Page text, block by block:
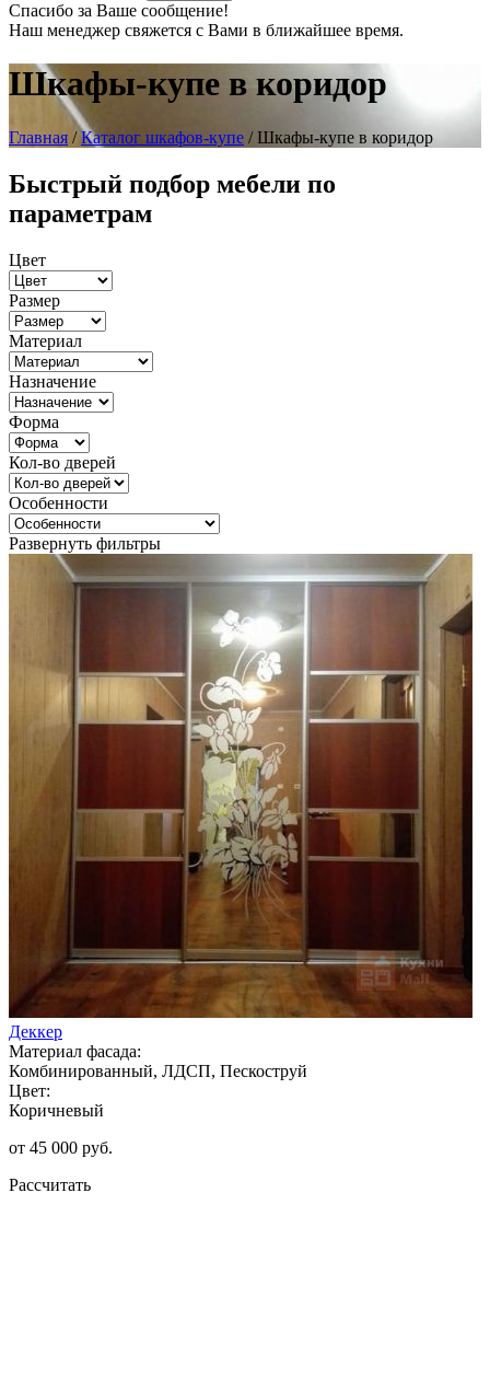
Спасибо за Ваше сообщение!
Наш менеджер свяжется с Вами в ближайшее время.
Шкафы-купе в коридор
Главная /Каталог шкафов-купе / Шкафы-купе в коридор
Быстрый подбор мебели по
параметрам
Цвет
Размер
Материал
Назначение
Форма
Кол-во дверей
Особенности
Развернуть фильтры
Деккер
Материал фасада:
Комбинированный, ЛДСП, Пескоструй
Цвет:
Коричневый
от 45 000 руб.
Рассчитать